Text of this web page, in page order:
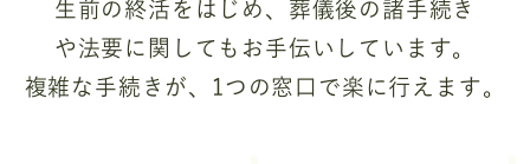
生前の終活をはじめ、葬儀後の諸手続き
や法要に関してもお手伝いしています。
複雑な手続きが、1つの窓口で楽に行えます。